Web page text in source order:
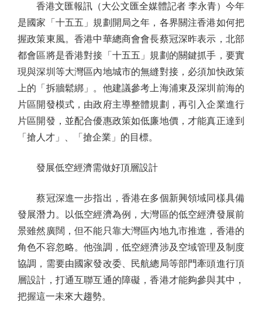
香港文匯報訊（大公文匯全媒體記者 李永青）今年
是國家「十五五」規劃開局之年，各界關注香港如何把
握政策東風。香港中華總商會會長蔡冠深昨表示，北部
都會區將是香港對接「十五五」規劃的關鍵抓手，要實
現與深圳等大灣區內地城市的無縫對接，必須加快政策
上的「拆牆鬆綁」。他建議參考上海浦東及深圳前海的
片區開發模式，由政府主導整體規劃，再引入企業進行
片區開發，並配合優惠政策如低廉地價，才能真正達到
「搶人才」、「搶企業」的目標。
發展低空經濟需做好頂層設計
蔡冠深進一步指出，香港在多個新興領域同樣具備
發展潛力。以低空經濟為例，大灣區的低空經濟發展前
景雖然廣闊，但不能只靠大灣區內地九市推進，香港的
角色不容忽略。他強調，低空經濟涉及空域管理及制度
協調，需要由國家發改委、民航總局等部門牽頭進行頂
層設計，打通互聯互通的障礙，香港才能夠參與其中，
把握這一未來大趨勢。